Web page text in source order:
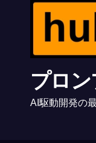
プロ
AI駆動開発の